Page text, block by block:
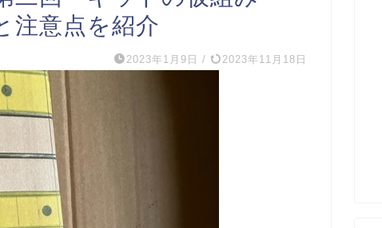
注意点を紹介
2023年1月9日 / 2023年11月18日